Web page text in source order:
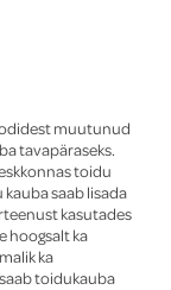
muutunud
tavapäraseks.
toidu
saab lisada
kasutades
hoogsalt ka
ka
toidukauba